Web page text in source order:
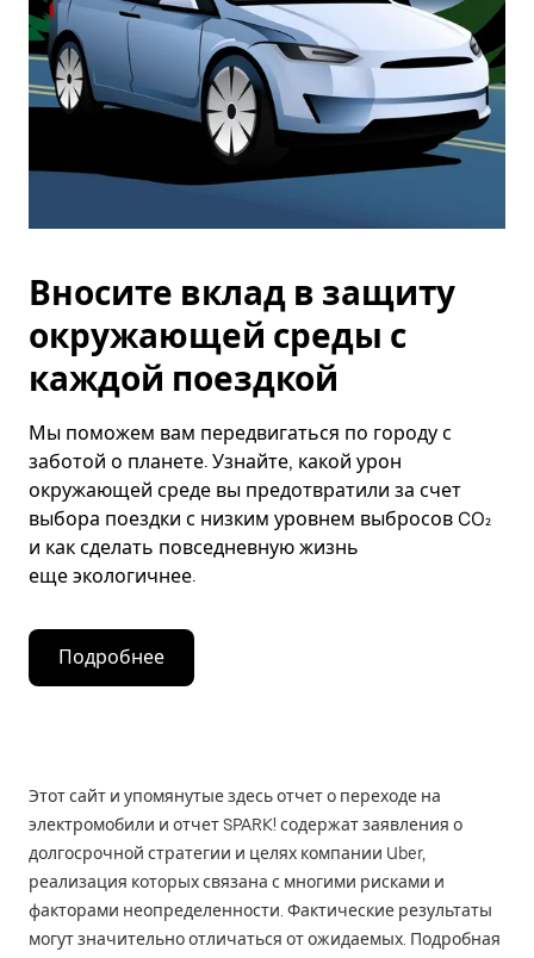
Вносите вклад в защиту
окружающей среды с
каждой поездкой
Мы поможем вам передвигаться по городу с
заботой о планете. Узнайте, какой урон
окружающей среде вы предотвратили за счет
выбора поездки с низким уровнем выбросов CO₂
и как сделать повседневную жизнь
еще экологичнее.
Подробнее
Этот сайт и упомянутые здесь отчет о переходе на
электромобили и отчет SPARK! содержат заявления о
долгосрочной стратегии и целях компании Uber,
реализация которых связана с многими рисками и
факторами неопределенности. Фактические результаты
могут значительно отличаться от ожидаемых. Подробная